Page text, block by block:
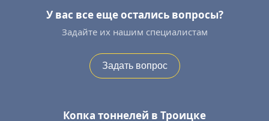
У вас все еще остались вопросы?
Задайте их нашим специалистам
Задать вопрос
Копка тоннелей в Троицке